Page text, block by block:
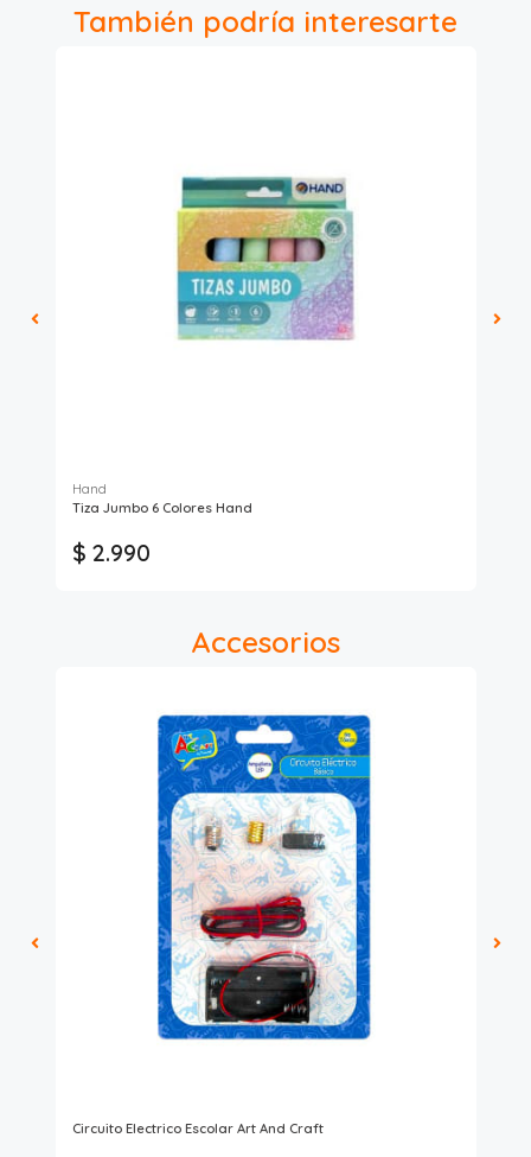
También podría interesarte
Hand
Tiza Jumbo 6 Colores Hand
$ 2.990
Accesorios
Circuito Electrico Escolar Art And Craft